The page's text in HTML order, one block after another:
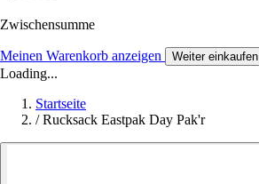
Zwischensumme
Meinen Warenkorb anzeigen Weiter einkaufen
Loading...
Startseite
/ Rucksack Eastpak Day Pak'r